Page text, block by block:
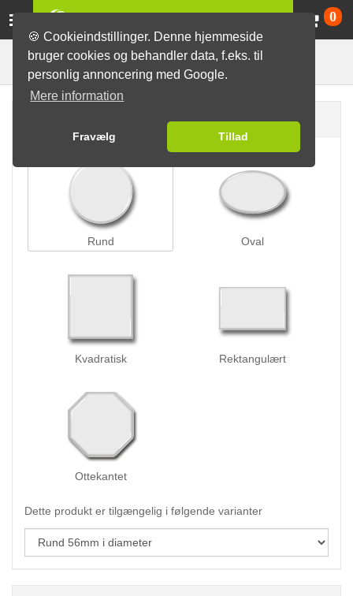
🍪 Cookieindstillinger. Denne hjemmeside
bruger cookies og behandler data, f.eks. til
personlig annoncering med Google.
Mere information
Fravælg Tillad
0
Badges Nålelås-badges
Rund Oval
Kvadratisk Rektangulært
Ottekantet
Dette produkt er tilgængelig i følgende varianter